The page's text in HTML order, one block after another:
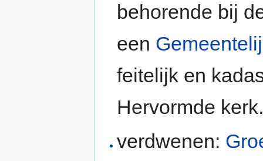
behorende bij
een
feitelijk en
Hervormde
verdwenen: